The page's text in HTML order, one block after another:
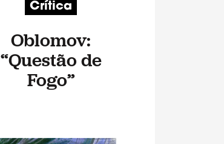
Crítica
Oblomov:
“Questão de
Fogo”